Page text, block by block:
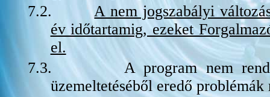
7.2.
A nem jogszabályi
év időtartamig, ezeket
el.
7.3.
A program nem
üzemeltetéséből eredő